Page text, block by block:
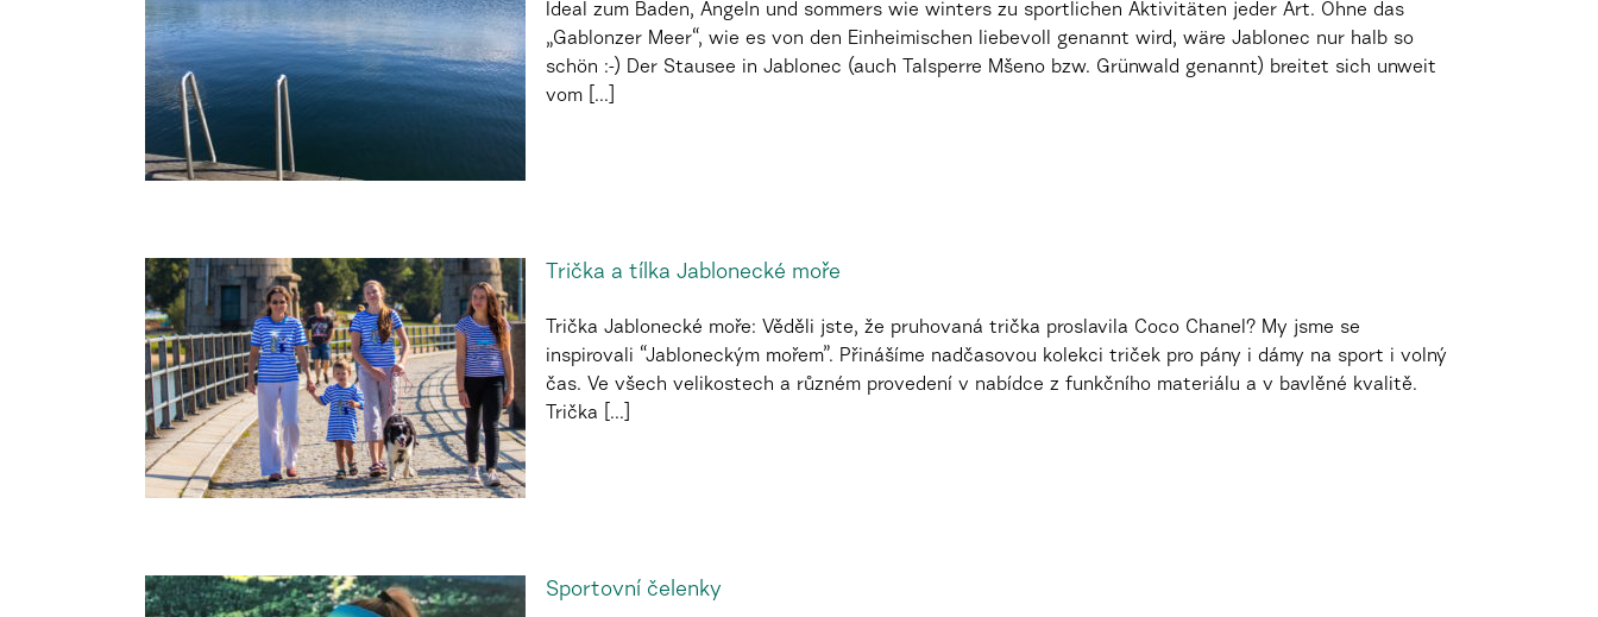
Ideal zum Baden, Angeln und sommers wie winters zu sportlichen Aktivitäten jeder Art. Ohne das
„Gablonzer Meer“, wie es von den Einheimischen liebevoll genannt wird, wäre Jablonec nur halb so
schön :-) Der Stausee in Jablonec (auch Talsperre Mšeno bzw. Grünwald genannt) breitet sich unweit
vom [...]
Trička a tílka Jablonecké moře
Trička Jablonecké moře: Věděli jste, že pruhovaná trička proslavila Coco Chanel? My jsme se
inspirovali “Jabloneckým mořem”. Přinášíme nadčasovou kolekci triček pro pány i dámy na sport i volný
čas. Ve všech velikostech a různém provedení v nabídce z funkčního materiálu a v bavlěné kvalitě.
Trička [...]
Sportovní čelenky